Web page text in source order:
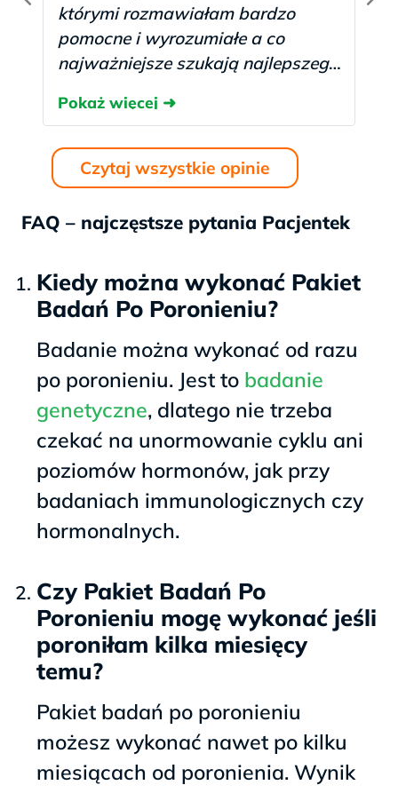
którymi rozmawiałam bardzo
pomocne i wyrozumiałe a co
najważniejsze szukają najlepszego
laboratorium i zasugerowaniu
dowiedziałam się co mi jest
jednocześnie oszczędzając przy
tym czas i pieniądze. Z całego
serca polecam laboratorium
badań genetycznych ❤️”
Czytaj wszystkie opinie
FAQ – najczęstsze pytania Pacjentek
Kiedy można wykonać Pakiet
Badań Po Poronieniu?
Badanie można wykonać od razu
po poronieniu. Jest to badanie
genetyczne, dlatego nie trzeba
czekać na unormowanie cyklu ani
poziomów hormonów, jak przy
badaniach immunologicznych czy
hormonalnych.
Czy Pakiet Badań Po
Poronieniu mogę wykonać jeśli
poroniłam kilka miesięcy
temu?
Pakiet badań po poronieniu
możesz wykonać nawet po kilku
miesiącach od poronienia. Wynik